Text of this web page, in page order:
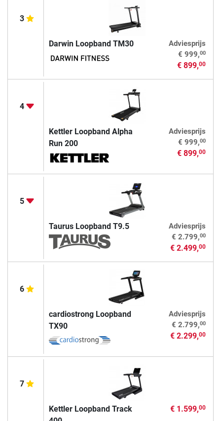
3
Darwin Loopband TM30
Adviesprijs
€ 999,00
€ 899,00
4
Kettler Loopband Alpha
Run 200
Adviesprijs
€ 999,00
€ 899,00
5
Taurus Loopband T9.5
Adviesprijs
€ 2.799,00
€ 2.499,00
6
cardiostrong Loopband
TX90
Adviesprijs
€ 2.799,00
€ 2.299,00
7
Kettler Loopband Track
€ 1.599,00